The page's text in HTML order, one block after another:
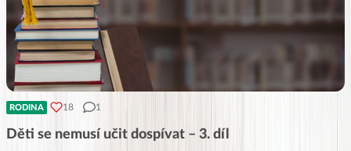
RODINA 18 1
Děti se nemusí učit dospívat – 3. díl